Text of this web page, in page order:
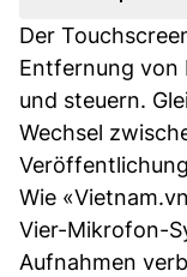
Der
Entfernung von
und steuern.
Wechsel
Wie
Vier-Mikrofon-
Aufnahmen